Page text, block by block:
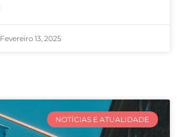
Fevereiro 13, 2025
NOTÍCIAS E ATUALIDADE